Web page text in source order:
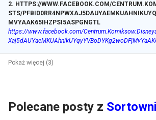
2. HTTPS://WWW.FACEBOOK.COM/
STS/
MVYAAK65IHZPSI5ASPGNGTL
https://www.facebook.com/
Pokaż więcej (3)
Polecane posty z Sortowni